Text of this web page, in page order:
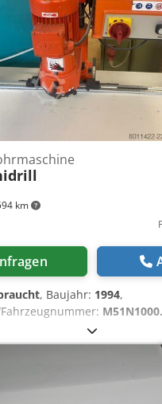
km
, Baujahr: 1994,
voll funktionsfähig
220 V,
Bohrmaschine mit
Csdpfxszkp Tlo An Ejha
H in cm: 210 x 60 x 86cm